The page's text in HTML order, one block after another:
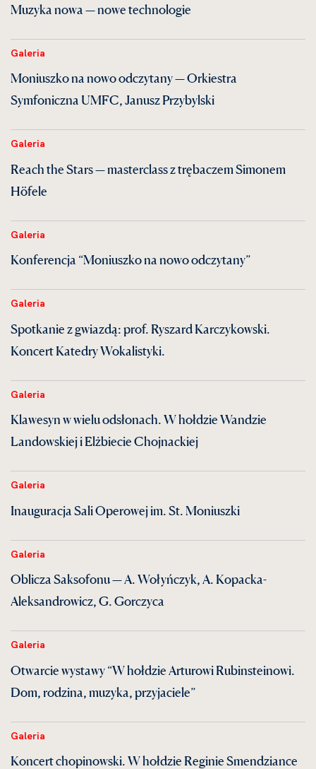
Muzyka nowa — nowe technologie
Galeria
Moniuszko na nowo odczytany — Orkiestra
Symfoniczna UMFC, Janusz Przybylski
Galeria
Reach the Stars — masterclass z trębaczem Simonem
Höfele
Galeria
Konferencja “Moniuszko na nowo odczytany”
Galeria
Spotkanie z gwiazdą: prof. Ryszard Karczykowski.
Koncert Katedry Wokalistyki.
Galeria
Klawesyn w wielu odsłonach. W hołdzie Wandzie
Landowskiej i Elżbiecie Chojnackiej
Galeria
Inauguracja Sali Operowej im. St. Moniuszki
Galeria
Oblicza Saksofonu — A. Wołyńczyk, A. Kopacka-
Aleksandrowicz, G. Gorczyca
Galeria
Otwarcie wystawy “W hołdzie Arturowi Rubinsteinowi.
Dom, rodzina, muzyka, przyjaciele”
Galeria
Koncert chopinowski. W hołdzie Reginie Smendziance